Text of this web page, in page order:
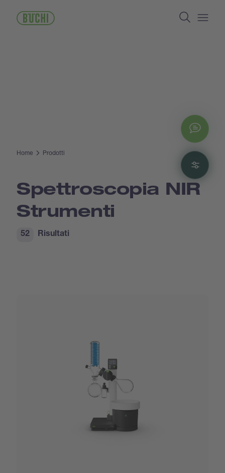
contenuto
Search
Home Prodotti
Spettroscopia NIR
Strumenti
Risultati
52